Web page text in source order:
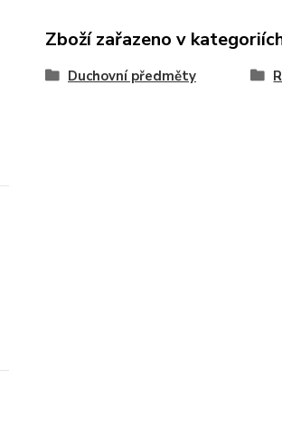
Zboží zařazeno v
Duchovní předměty